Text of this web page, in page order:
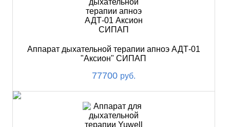
Аппарат дыхательной терапии апноэ АДТ-01
"Аксион" СИПАП
77700 руб.